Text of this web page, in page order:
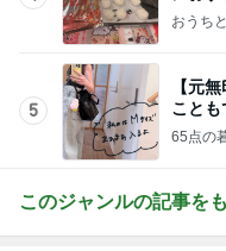
おうち
5
【元
ことも
65点の
このジャンルの記事を